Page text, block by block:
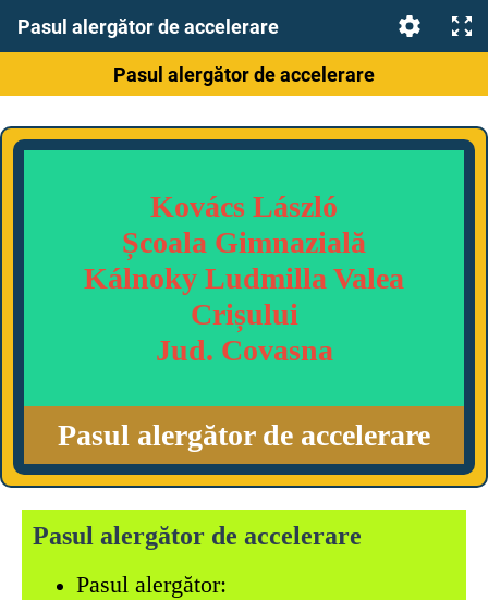
Pasul alergător de accelerare
Pasul alergător de accelerare
Kovács László
Școala Gimnazială
Kálnoky Ludmilla Valea
Crișului
Jud. Covasna
Pasul alergător de accelerare
Pasul alergător de accelerare
Pasul alergător: